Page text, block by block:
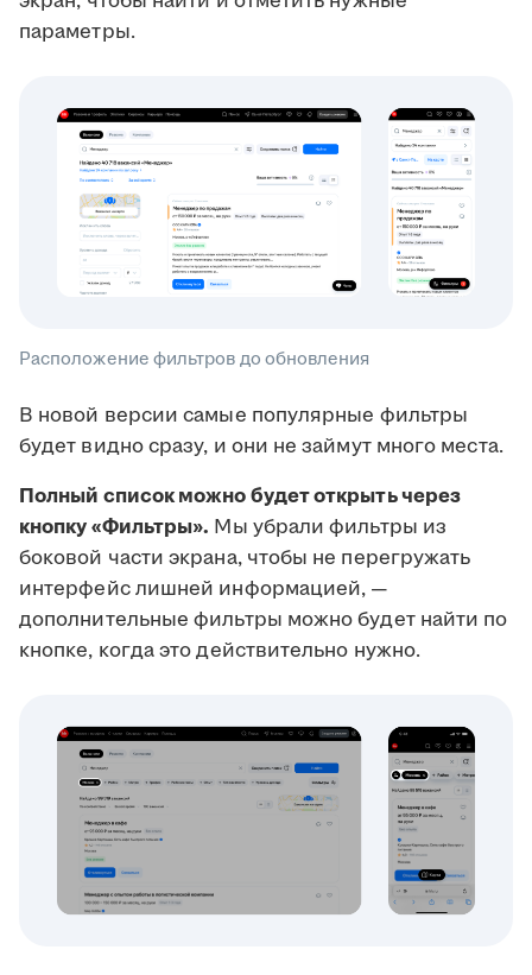
параметры.
Расположение фильтров до обновления
В новой версии самые популярные фильтры
будет видно сразу, и они не займут много места.
Полный список можно будет открыть через
кнопку «Фильтры». Мы убрали фильтры из
боковой части экрана, чтобы не перегружать
интерфейс лишней информацией, —
дополнительные фильтры можно будет найти по
кнопке, когда это действительно нужно.